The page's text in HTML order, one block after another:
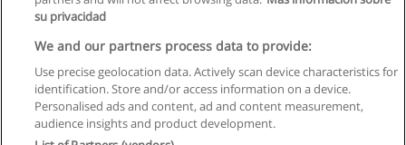
из
Правила пользования
Конфиденциальность информации
su privacidad
We and our partners process data to provide:
Use precise geolocation data. Actively scan device characteristics for
identification. Store and/or access information on a device.
Personalised ads and content, ad and content measurement,
audience insights and product development.